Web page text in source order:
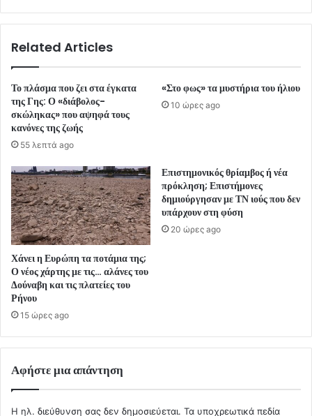
Related Articles
Το πλάσμα που ζει στα έγκατα
της Γης: Ο «διάβολος-
σκώληκας» που αψηφά τους
κανόνες της ζωής
55 λεπτά ago
«Στο φως» τα μυστήρια του ήλιου
10 ώρες ago
Χάνει η Ευρώπη τα ποτάμια της;
Ο νέος χάρτης με τις… αλάνες του
Δούναβη και τις πλατείες του
Ρήνου
15 ώρες ago
Επιστημονικός θρίαμβος ή νέα
πρόκληση; Επιστήμονες
δημιούργησαν με ΤΝ ιούς που δεν
υπάρχουν στη φύση
20 ώρες ago
Αφήστε μια απάντηση
Η ηλ. διεύθυνση σας δεν δημοσιεύεται. Τα υποχρεωτικά πεδία